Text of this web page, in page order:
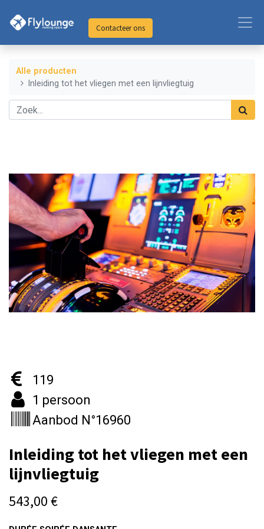
Contacteer ons
Alle producten
Inleiding tot het vliegen met een lijnvliegtuig
119
1 persoon
Aanbod N°16960
Inleiding tot het vliegen met een
lijnvliegtuig
543,00 €